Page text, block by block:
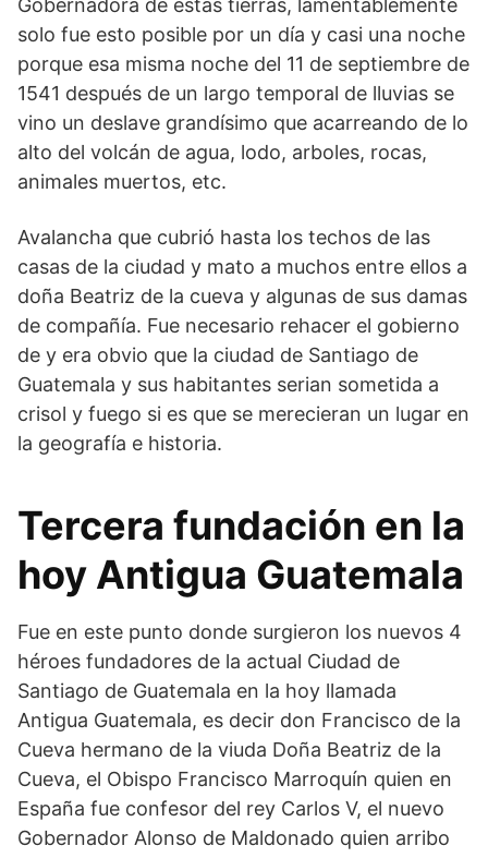
Gobernadora de estas tierras, lamentablemente
solo fue esto posible por un día y casi una noche
porque esa misma noche del 11 de septiembre de
1541 después de un largo temporal de lluvias se
vino un deslave grandísimo que acarreando de lo
alto del volcán de agua, lodo, arboles, rocas,
animales muertos, etc.
Avalancha que cubrió hasta los techos de las
casas de la ciudad y mato a muchos entre ellos a
doña Beatriz de la cueva y algunas de sus damas
de compañía. Fue necesario rehacer el gobierno
de y era obvio que la ciudad de Santiago de
Guatemala y sus habitantes serian sometida a
crisol y fuego si es que se merecieran un lugar en
la geografía e historia.
Tercera fundación en la
hoy Antigua Guatemala
Fue en este punto donde surgieron los nuevos 4
héroes fundadores de la actual Ciudad de
Santiago de Guatemala en la hoy llamada
Antigua Guatemala, es decir don Francisco de la
Cueva hermano de la viuda Doña Beatriz de la
Cueva, el Obispo Francisco Marroquín quien en
España fue confesor del rey Carlos V, el nuevo
Gobernador Alonso de Maldonado quien arribo